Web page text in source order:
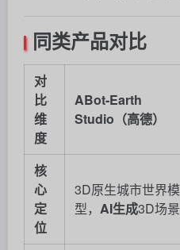
同类产品对比
对
比
维
度
ABot-Earth
Studio（高德）
核
心
定
位
3D原生城市世界模
型， AI生成3D场景